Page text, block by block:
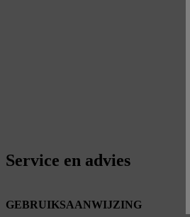
Service en advies
GEBRUIKSAANWIJZING